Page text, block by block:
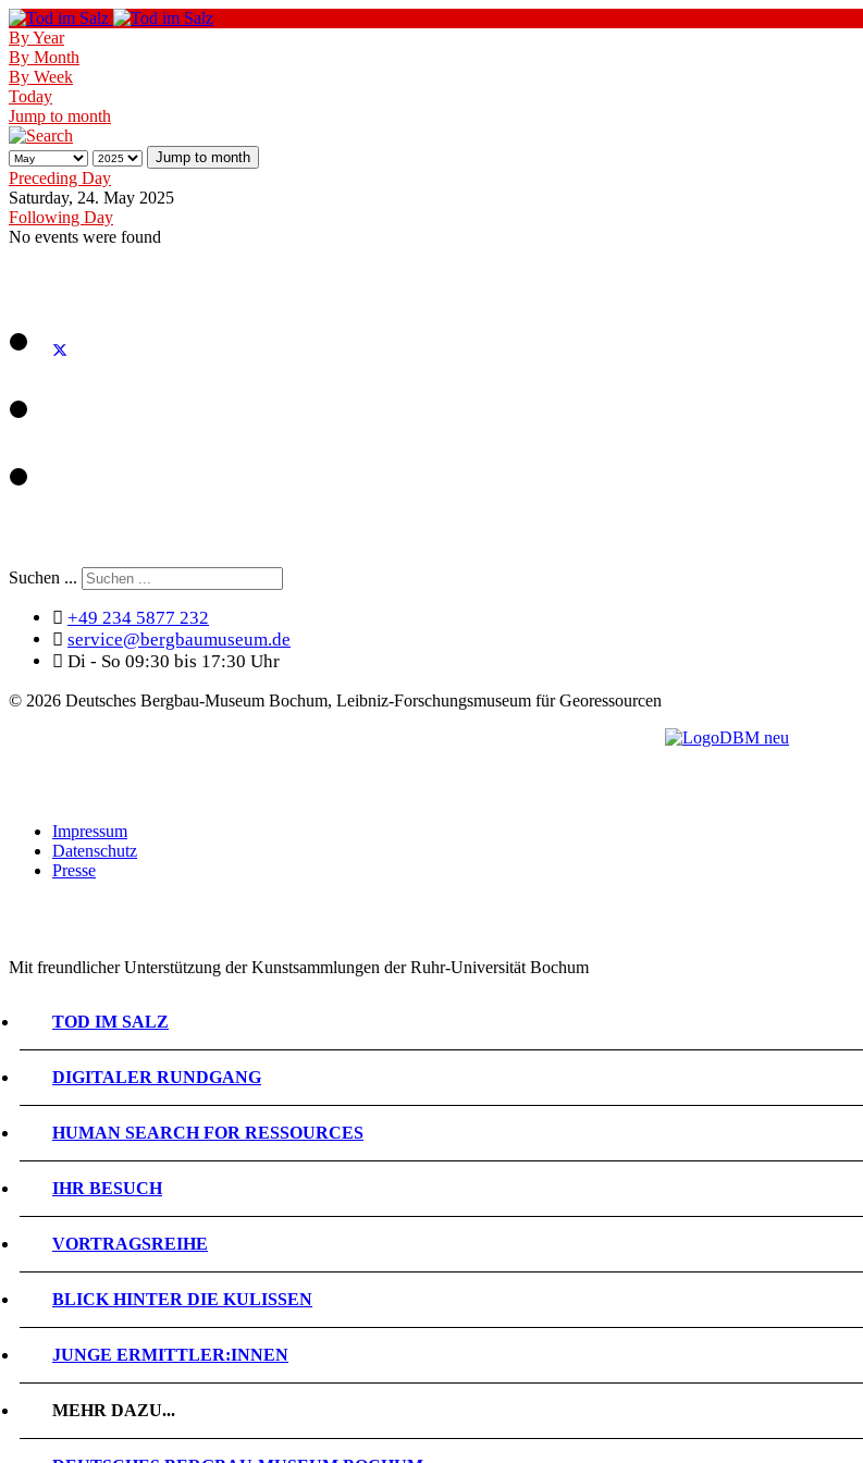
By Year
By Month
By Week
Today
Jump to month
Jump to month
Preceding Day
Saturday, 24. May 2025
Following Day
No events were found
Suchen ...
+49 234 5877 232
service@bergbaumuseum.de
Di - So 09:30 bis 17:30 Uhr
© 2026 Deutsches Bergbau-Museum Bochum, Leibniz-Forschungsmuseum für Georessourcen
Impressum
Datenschutz
Presse
Mit freundlicher Unterstützung der Kunstsammlungen der Ruhr-Universität Bochum
TOD IM SALZ
DIGITALER RUNDGANG
HUMAN SEARCH FOR RESSOURCES
IHR BESUCH
VORTRAGSREIHE
BLICK HINTER DIE KULISSEN
JUNGE ERMITTLER:INNEN
MEHR DAZU...